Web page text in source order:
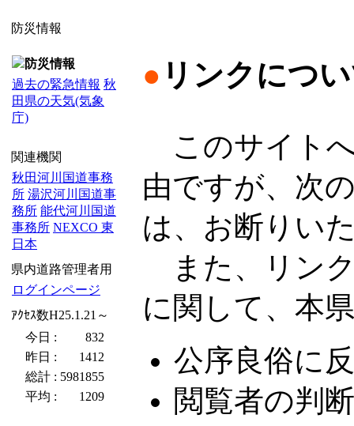
防災情報
防災情報
過去の緊急情報 秋
田県の天気(気象
庁)
関連機関
秋田河川国道事務
所 湯沢河川国道事
務所 能代河川国道
事務所 NEXCO 東
日本
県内道路管理者用
ログインページ
ｱｸｾｽ数H25.1.21～
今日 :
832
昨日 :
1412
総計 : 5981855
平均 :
1209
● リンクにつ
このサイト
由ですが、次
は、お断りい
また、リン
に関して、本
公序良俗に
閲覧者の判